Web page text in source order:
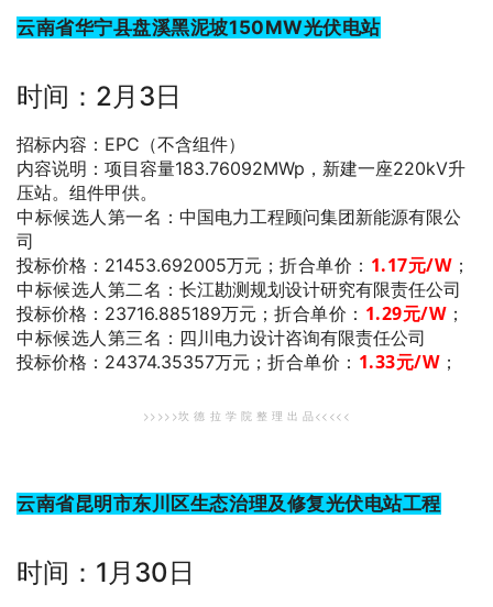
云南省华宁县盘溪黑泥坡150MW光伏电站
时间：2月3日
招标内容：EPC（不含组件）
内容说明：项目容量183.76092MWp，新建一座220kV升
压站。组件甲供。
中标候选人第一名 ：中国电力工程顾问集团新能源有限公
司
投标价格：21453.692005万元； 折合单价： 1.17元/W；
中标候选人第二名 ：长江勘测规划设计研究有限责任公司
投标价格：23716.885189万元； 折合单价： 1.29元/W；
中标候选人第三名 ：四川电力设计咨询有限责任公司
投标价格：24374.35357万元； 折合单价： 1.33元/W；
>>>>>坎 德 拉 学 院 整 理 出 品<<<<<
云南省昆明市东川区生态治理及修复光伏电站工程
时间：1月30日